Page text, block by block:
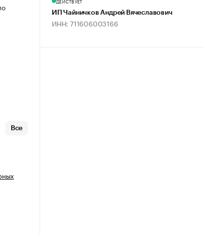
Все
ИП Чайничков Андрей Вячеславович
ИНН: 711606003166